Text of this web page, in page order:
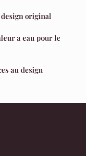
original
a eau pour le
au design